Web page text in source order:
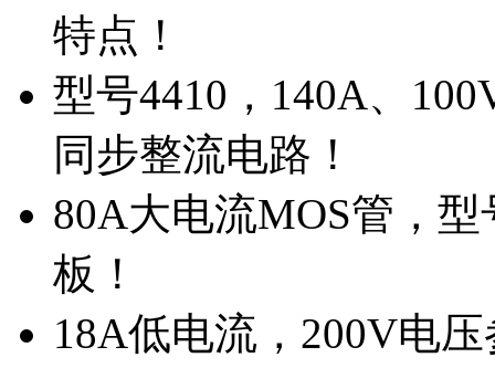
特点！
型号4410，140A、
同步整流电路！
80A大电流MOS管，
板！
18A低电流，200V电